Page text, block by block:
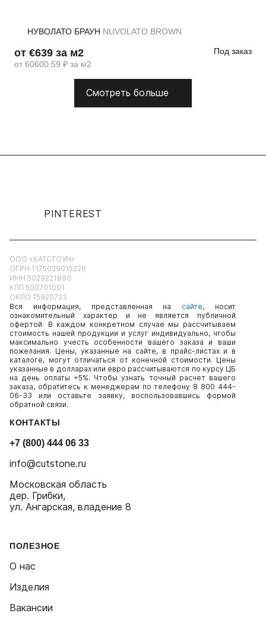
НУВОЛАТО БРАУН NUVOLATO BROWN
от €639 за м2
от 60600.59 ₽ за м2
Под заказ
Смотреть больше
PINTEREST
ООО «КАТСТОУН»
ОГРН 1175029015226
ИНН 5029221890
КПП 500701001
ОКПО 15920723
Вся информация, представленная на сайте, носит
ознакомительный характер и не является публичной
офертой. В каждом конкретном случае мы рассчитываем
стоимость нашей продукции и услуг индивидуально, чтобы
максимально учесть особенности вашего заказа и ваши
пожелания. Цены, указанные на сайте, в прайс-листах и в
каталоге, могут отличаться от конечной стоимости. Цены
указанные в долларах или евро рассчитываются по курсу ЦБ
на день оплаты +5%. Чтобы узнать точный расчет вашего
заказа, обратитесь к менеджерам по телефону 8 800 444-
06-33 или оставьте заявку, воспользовавшись формой
обратной связи.
КОНТАКТЫ
+7 (800) 444 06 33
info@cutstone.ru
Московская область
дер. Грибки,
ул. Ангарская, владение 8
ПОЛЕЗНОЕ
О нас
Изделия
Вакансии